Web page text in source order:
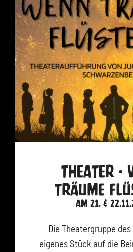
Theater -
Träume
am 21. &
Die Theatergruppe
eigenes Stück auf die